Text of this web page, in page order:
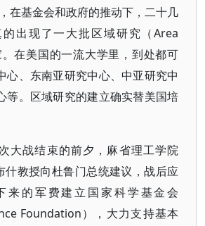
在基金会和政府的推动下，二十几
出现了一大批区域研究（Area
在美国的一流大学里，到处都可
心、东南亚研究中心、中亚研究中
等。区域研究的建立确实替美国培
大战结束的前夕，麻省理工学院
什教授向杜鲁门总统建议，战后应
来的军费建立国家科学基金会
Foundation），大力支持基本